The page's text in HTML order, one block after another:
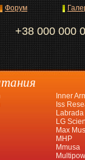
+38 000 000
Форум
Inner
Iss
Labrada
LG
Max
MHP
Mmusa